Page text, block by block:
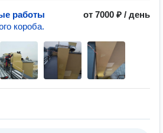
работы
от 7000 ₽ / день
короба.